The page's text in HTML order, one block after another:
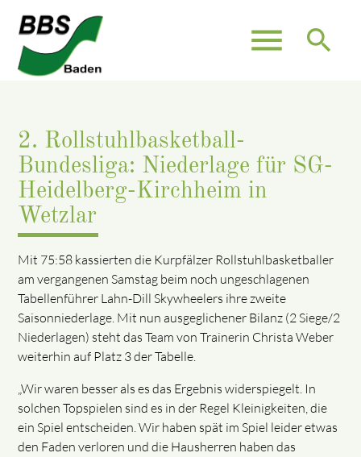
menu search
2. Rollstuhlbasketball-
Bundesliga: Niederlage für SG-
Heidelberg-Kirchheim in
Wetzlar
Mit 75:58 kassierten die Kurpfälzer Rollstuhlbasketballer
am vergangenen Samstag beim noch ungeschlagenen
Tabellenführer Lahn-Dill Skywheelers ihre zweite
Saisonniederlage. Mit nun ausgeglichener Bilanz (2 Siege/2
Niederlagen) steht das Team von Trainerin Christa Weber
weiterhin auf Platz 3 der Tabelle.
„Wir waren besser als es das Ergebnis widerspiegelt. In
solchen Topspielen sind es in der Regel Kleinigkeiten, die
ein Spiel entscheiden. Wir haben spät im Spiel leider etwas
den Faden verloren und die Hausherren haben das